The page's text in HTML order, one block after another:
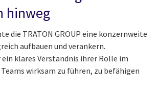
hinweg
die TRATON GROUP eine konzernweite
aufbauen und verankern.
klares Verständnis ihrer Rolle im
wirksam zu führen, zu befähigen